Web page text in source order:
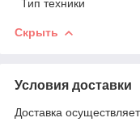
Тип техники
Скрыть
Условия доставки
Доставка